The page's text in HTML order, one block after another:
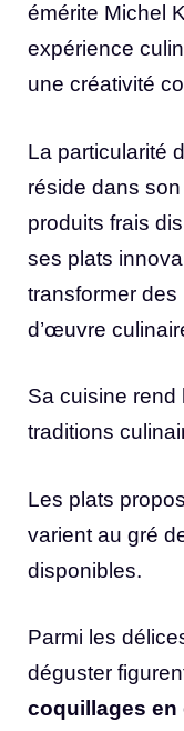
émérite Michel
expérience
une créativité
La particularité
réside dans
produits frais
ses plats
transformer
d’œuvre
Sa cuisine rend
traditions
Les plats
varient au gré
disponibles.
Parmi les
déguster
coquillages en